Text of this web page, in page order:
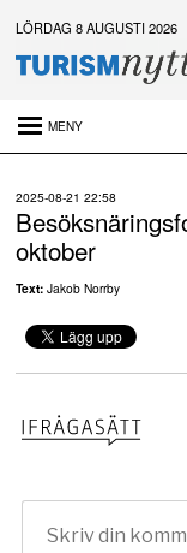
LÖRDAG 8 AUGUSTI 2026
Platsannonser:
2025-08-21 22:58
oktober
Text: Jakob Norrby